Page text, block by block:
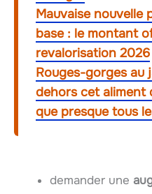
Mauvaise nouvelle
base : le montant
revalorisation 2026
Rouges-gorges au
dehors cet aliment
que presque tous
demander une